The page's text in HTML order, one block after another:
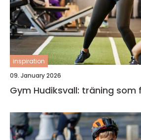
inspiration
09. January 2026
Gym Hudiksvall: träning